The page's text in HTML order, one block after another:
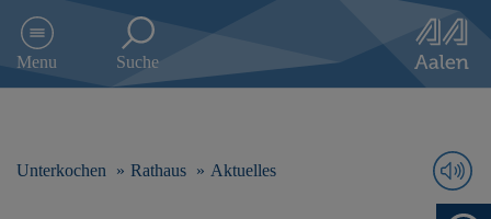
e
Menu Suche
Unterkochen Rathaus Aktuelles